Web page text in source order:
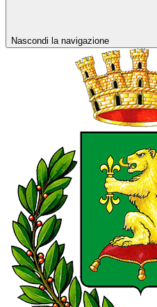
Nascondi la navigazione